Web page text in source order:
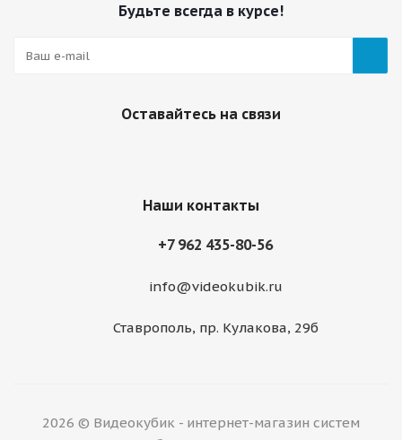
Будьте всегда в курсе!
Оставайтесь на связи
Наши контакты
+7 962 435-80-56
info@videokubik.ru
Ставрополь, ​пр. Кулакова, 29б
2026 © Видеокубик - интернет-магазин систем